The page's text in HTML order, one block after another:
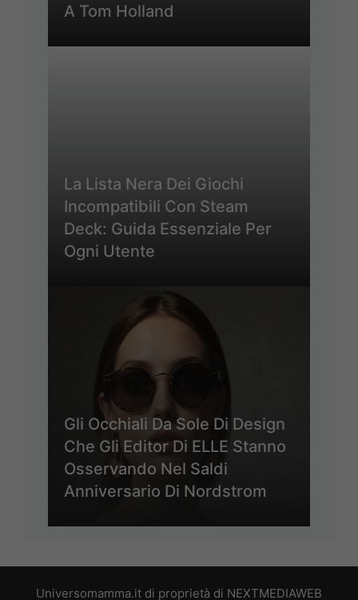
A Tom Holland
La Lista Nera Dei Giochi
Incompatibili Con Steam
Deck: Guida Essenziale Per
Ogni Utente
Gli Occhiali Da Sole Di Design
Che Gli Editor Di ELLE Stanno
Osservando Nel Saldi
Anniversario Di Nordstrom
Universomamma.it di proprietà di NEXTMEDIAWEB